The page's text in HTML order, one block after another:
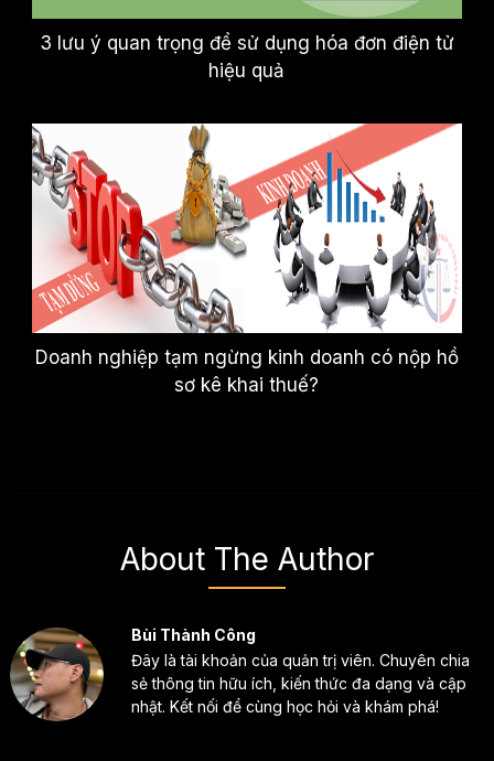
3 lưu ý quan trọng để sử dụng hóa đơn điện tử
hiệu quả
Doanh nghiệp tạm ngừng kinh doanh có nộp hồ
sơ kê khai thuế?
About The Author
Bùi Thành Công
Đây là tài khoản của quản trị viên. Chuyên chia
sẻ thông tin hữu ích, kiến thức đa dạng và cập
nhật. Kết nối để cùng học hỏi và khám phá!